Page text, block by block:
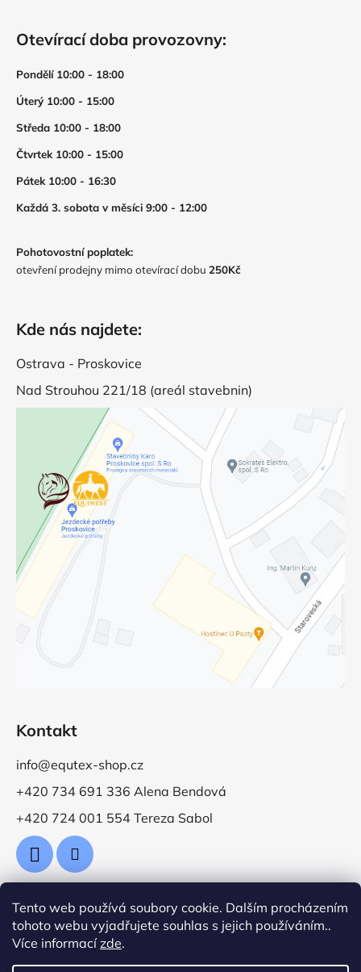
Tento web používá soubory cookie. Dalším procházením
tohoto webu vyjadřujete souhlas s jejich používáním..
Více informacízde.
Otevírací doba provozovny:
Pondělí 10:00 - 18:00
Úterý 10:00 - 15:00
Středa 10:00 - 18:00
Čtvrtek 10:00 - 15:00
Pátek 10:00 - 16:30
Každá 3. sobota v měsíci 9:00 - 12:00
Pohotovostní poplatek:
otevření prodejny mimo otevírací dobu 250Kč
Kde nás najdete:
Ostrava - Proskovice
Nad Strouhou 221/18 (areál stavebnin)
Kontakt
info@equtex-shop.cz
+420 734 691 336 Alena Bendová
+420 724 001 554 Tereza Sabol
Přijímáme online platby